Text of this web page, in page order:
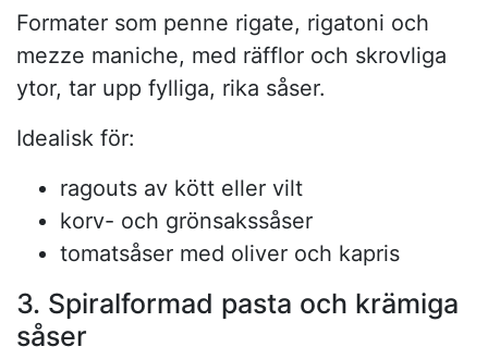
Formater som penne rigate, rigatoni och
mezze maniche, med räfflor och skrovliga
ytor, tar upp fylliga, rika såser.
Idealisk för:
ragouts av kött eller vilt
korv- och grönsakssåser
tomatsåser med oliver och kapris
3. Spiralformad pasta och krämiga
såser